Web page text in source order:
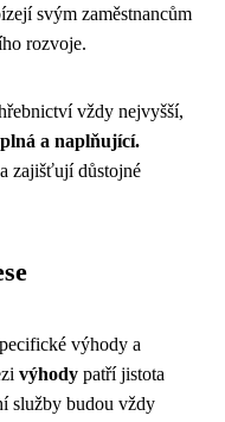
svým zaměstnancům
rozvoje.
vždy nejvyšší,
a naplňující.
zajišťují důstojné
výhody a
výhody patří jistota
služby budou vždy